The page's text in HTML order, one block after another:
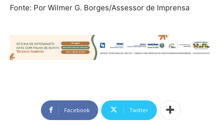
Fonte: Por Wilmer G. Borges/Assessor de Imprensa
Facebook Twitter